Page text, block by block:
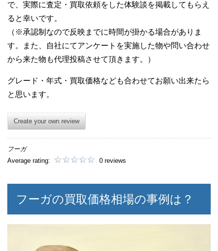
で、実際に査定・買取依頼をした体験談を掲載してもらえ
ると幸いです。
（※承認制なので反映までに時間が掛かる場合がありま
す。また、自社にてアンケートを実施した物や問い合わせ
から来た物も代理投稿させて頂きます。）
グレード・年式・買取価格なども合わせてお願い出来たら
と思います。
Create your own review
フーガ
Average rating:
0 reviews
フーガの買取価格相場の事例は？